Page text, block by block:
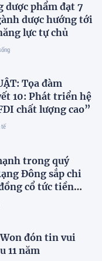
dược phẩm đạt 7
dược hướng tới
lực tự chủ
Tọa đàm
10: Phát triển hệ
chất lượng cao”
tế
trong quý
Đông sắp chi
cổ tức tiền
đón tin vui
11 năm